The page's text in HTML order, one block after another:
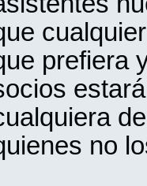
prefiera
no